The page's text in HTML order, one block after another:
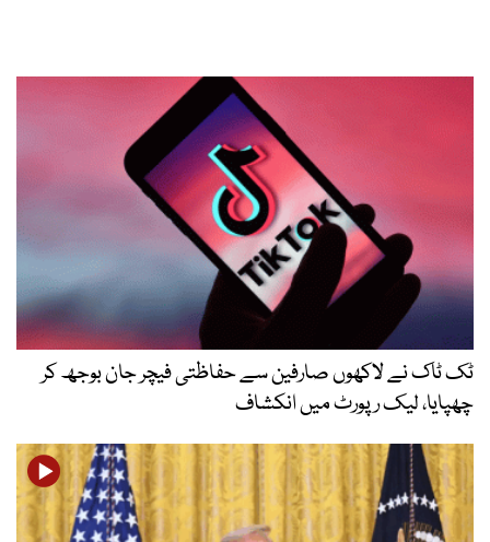
ٹک ٹاک نے لاکھوں صارفین سے حفاظتی فیچر جان بوجھ کر
چھپایا، لیک رپورٹ میں انکشاف